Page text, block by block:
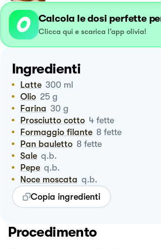
Calcola le dosi perfette
Clicca qui e scarica l’app olivia!
Ingredienti
Latte 300 ml
Olio 25 g
Farina 30 g
Prosciutto cotto 4 fette
Formaggio filante 8 fette
Pan bauletto 8 fette
Sale q.b.
Pepe q.b.
Noce moscata q.b.
Copia ingredienti
Procedimento